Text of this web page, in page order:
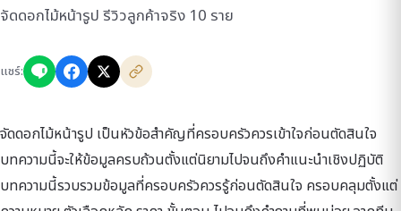
จัดดอกไม้หน้ารูป รีวิวลูกค้าจริง 10 ราย
แชร์:
จัดดอกไม้หน้ารูป เป็นหัวข้อสำคัญที่ครอบครัวควรเข้าใจก่อนตัดสินใจ
บทความนี้จะให้ข้อมูลครบถ้วนตั้งแต่นิยามไปจนถึงคำแนะนำเชิงปฏิบัติ
บทความนี้รวบรวมข้อมูลที่ครอบครัวควรรู้ก่อนตัดสินใจ ครอบคลุมตั้งแต่